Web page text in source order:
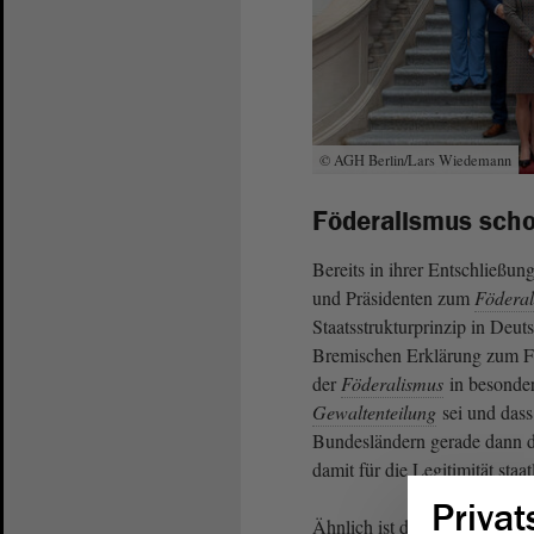
© AGH Berlin/Lars Wiedemann
Föderalismus
Bereits in ihrer
und Präsidenten zum
Staatsstrukturprinzip in
Bremischen Erklärung zum
der Föderalismus in
Gewaltenteilung sei und
Bundesländern gerade dann
damit für die Legitimität
Ähnlich ist der Tenor im Jahr